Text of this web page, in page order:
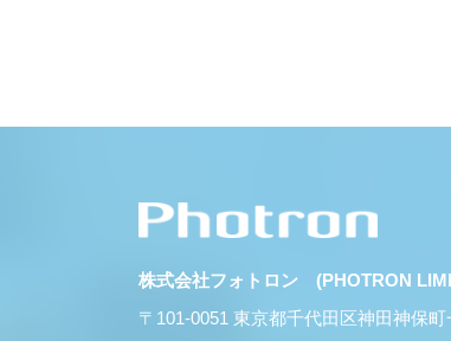
株式会社フォトロン (PHOTRON
〒101-0051 東京都千代田区神田神保